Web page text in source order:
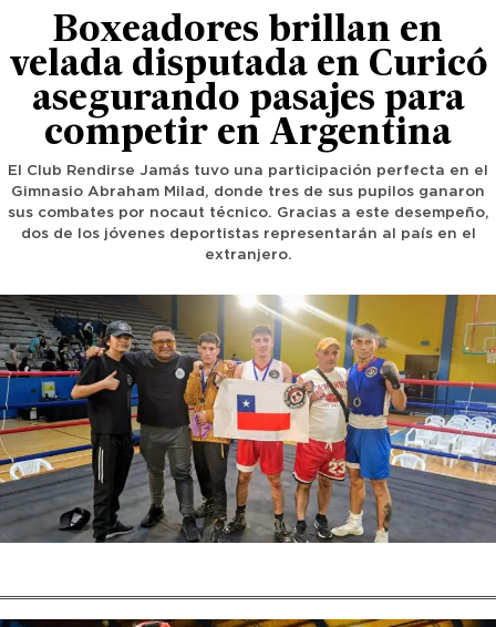
Boxeadores brillan en
velada disputada en Curicó
asegurando pasajes para
competir en Argentina
El Club Rendirse Jamás tuvo una participación perfecta en el
Gimnasio Abraham Milad, donde tres de sus pupilos ganaron
sus combates por nocaut técnico. Gracias a este desempeño,
dos de los jóvenes deportistas representarán al país en el
extranjero.